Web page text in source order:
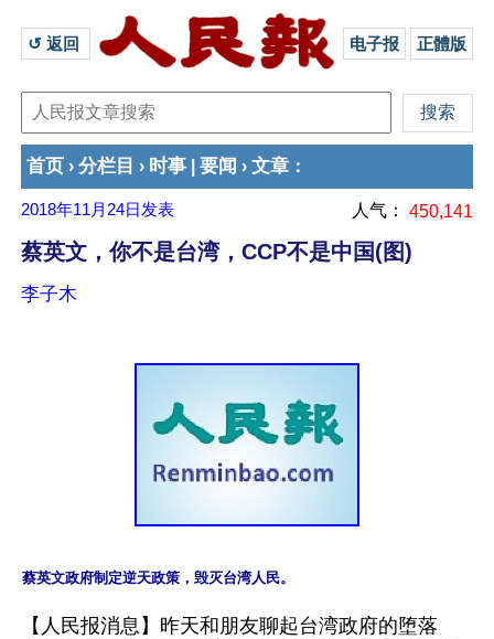
↺ 返回 电子报 正體版
首页 › 分栏目 › 时事 要闻 › 文章 ：
2018年11月24日 发表 人气： 450,141
蔡英文，你不是台湾，CCP不是中国(图)
李子木
蔡英文政府制定逆天政策，毁灭台湾人民。
【人民报消息】昨天和朋友聊起台湾政府的堕落